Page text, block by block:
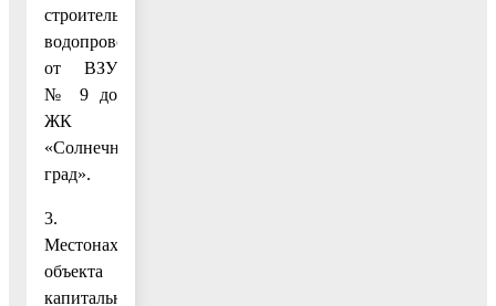
строительства:
водопровод
от ВЗУ
№ 9 до
ЖК
«Солнечный
град».
3.
Местонахождение
объекта
капитального